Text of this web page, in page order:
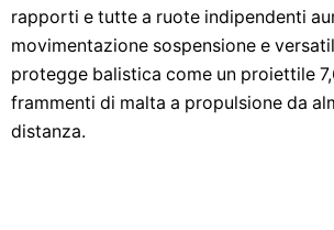
rapporti e tutte a ruote indipendenti
movimentazione sospensione e
protegge balistica come un proiettile
frammenti di malta a propulsione da
distanza.